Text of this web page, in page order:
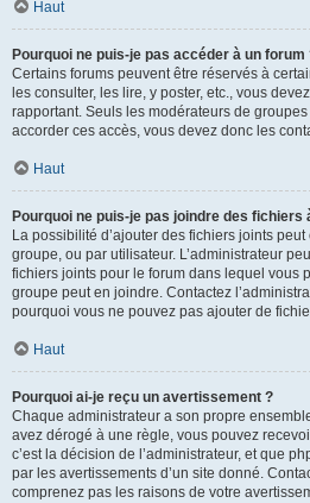
Haut
Pourquoi ne puis-je pas accéder à un forum
Certains forums peuvent être réservés à
les consulter, les lire, y poster, etc., vous
rapportant. Seuls les modérateurs de
accorder ces accès, vous devez donc les
Haut
Pourquoi ne puis-je pas joindre des fichiers
La possibilité d’ajouter des fichiers joints
groupe, ou par utilisateur. L’administrateur
fichiers joints pour le forum dans lequel vous
groupe peut en joindre. Contactez
pourquoi vous ne pouvez pas ajouter de
Haut
Pourquoi ai-je reçu un avertissement ?
Chaque administrateur a son propre
avez dérogé à une règle, vous pouvez
c’est la décision de l’administrateur, et que
par les avertissements d’un site donné.
comprenez pas les raisons de votre